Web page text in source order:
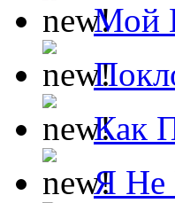
Мой
Как
Я Не